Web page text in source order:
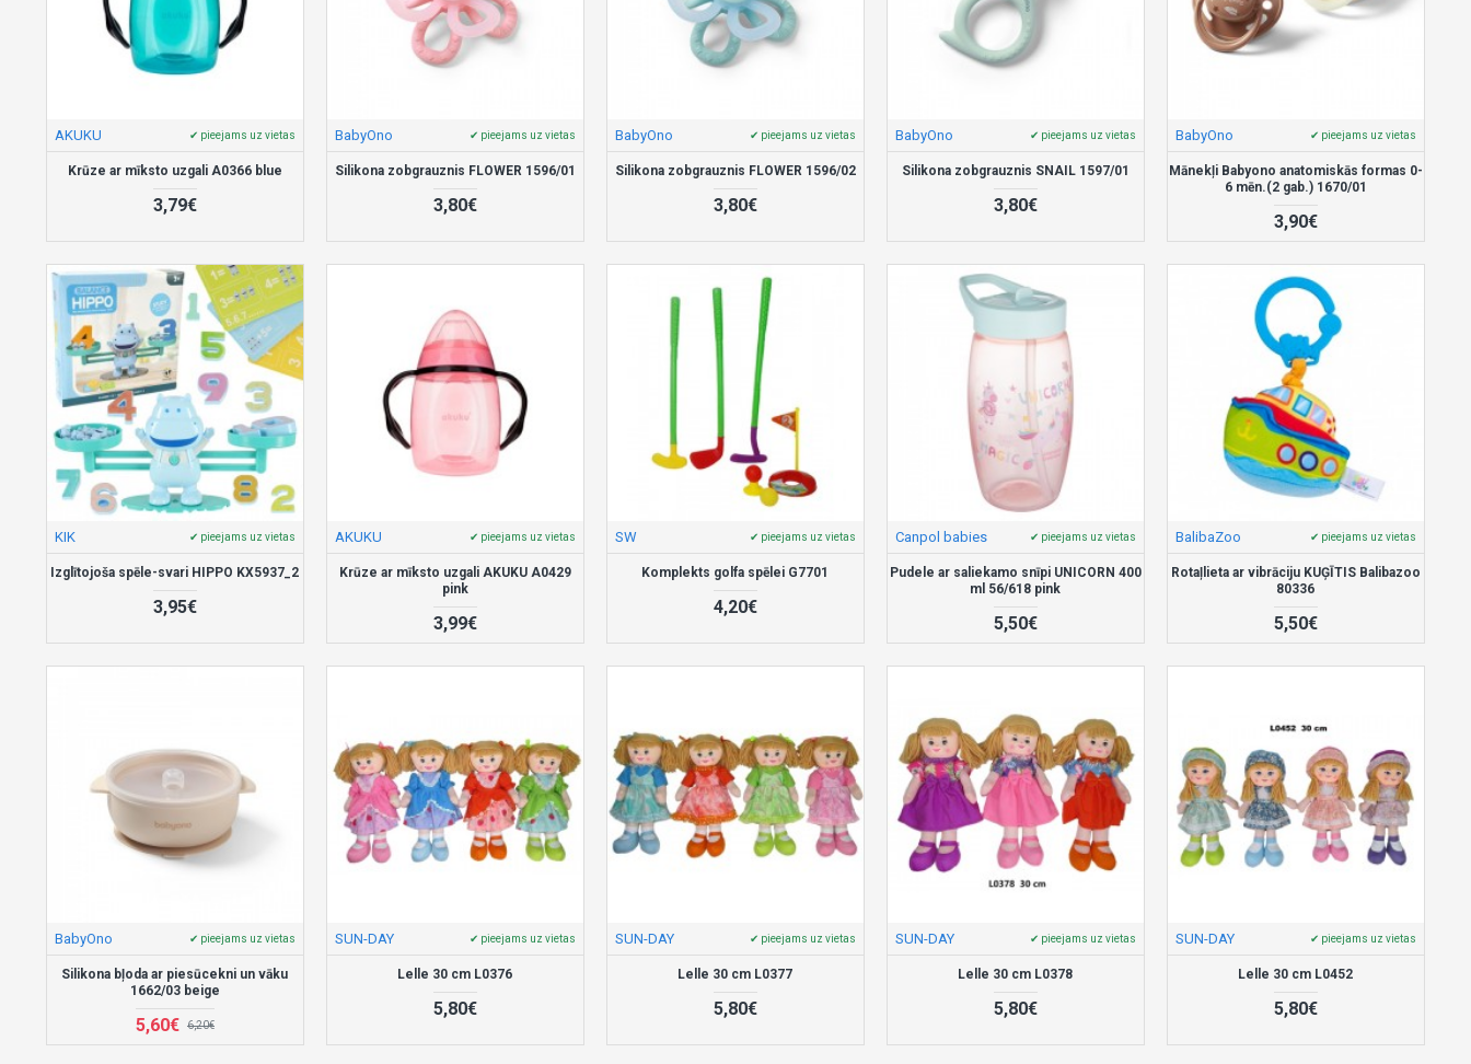
AKUKU ✔ pieejams uz vietas
Krūze ar mīksto uzgali A0366 blue
3,79€
BabyOno ✔ pieejams uz vietas
Silikona zobgrauznis FLOWER 1596/01
3,80€
BabyOno ✔ pieejams uz vietas
Silikona zobgrauznis FLOWER 1596/02
3,80€
BabyOno ✔ pieejams uz vietas
Silikona zobgrauznis SNAIL 1597/01
3,80€
BabyOno ✔ pieejams uz vietas
Mānekļi Babyono anatomiskās formas 0-
6 mēn.(2 gab.) 1670/01
3,90€
KIK ✔ pieejams uz vietas
Izglītojoša spēle-svari HIPPO KX5937_2
3,95€
AKUKU ✔ pieejams uz vietas
Krūze ar mīksto uzgali AKUKU A0429
pink
3,99€
SW ✔ pieejams uz vietas
Komplekts golfa spēlei G7701
4,20€
Canpol babies ✔ pieejams uz vietas
Pudele ar saliekamo snīpi UNICORN 400
ml 56/618 pink
5,50€
BalibaZoo ✔ pieejams uz vietas
Rotaļlieta ar vibrāciju KUĢĪTIS Balibazoo
80336
5,50€
BabyOno ✔ pieejams uz vietas
Silikona bļoda ar piesūcekni un vāku
1662/03 beige
5,60€ 6,20€
SUN-DAY ✔ pieejams uz vietas
Lelle 30 cm L0376
5,80€
SUN-DAY ✔ pieejams uz vietas
Lelle 30 cm L0377
5,80€
SUN-DAY ✔ pieejams uz vietas
Lelle 30 cm L0378
5,80€
SUN-DAY ✔ pieejams uz vietas
Lelle 30 cm L0452
5,80€